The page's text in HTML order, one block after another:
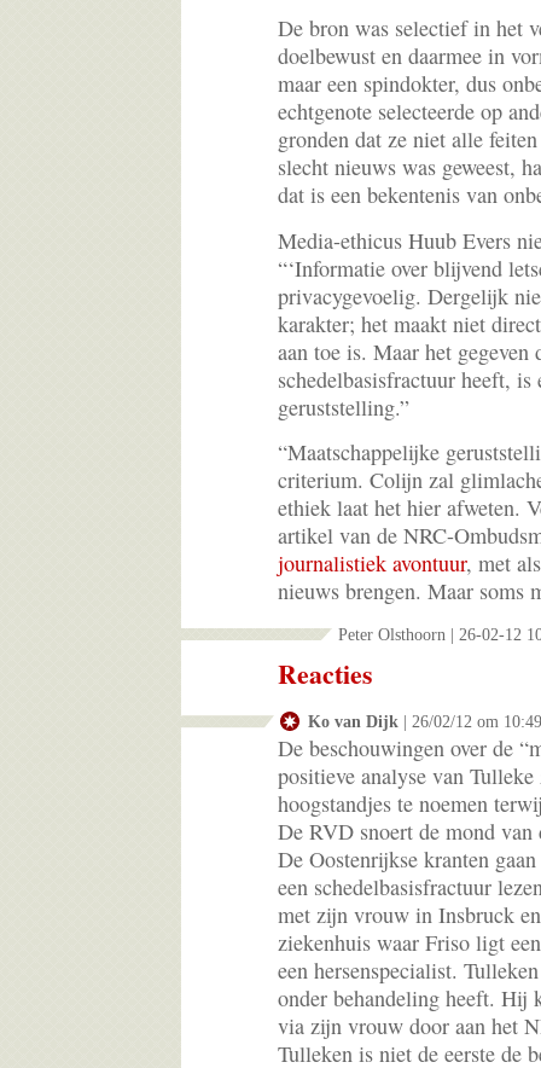
De bron was selectief in het
doelbewust en daarmee in
maar een spindokter, dus
echtgenote selecteerde op
gronden dat ze niet alle
slecht nieuws was geweest,
dat is een bekentenis van
Media-ethicus Huub Evers
“‘Informatie over blijvend
privacygevoelig. Dergelijk
karakter; het maakt niet
aan toe is. Maar het gegeven
schedelbasisfractuur heeft,
geruststelling.”
“Maatschappelijke
criterium. Colijn zal
ethiek laat het hier afweten.
artikel van de NRC-
journalistiek avontuur, met
nieuws brengen. Maar soms
Peter Olsthoorn | 26-02-12
Reacties
Ko van Dijk | 26/02/12 om 10:49
De beschouwingen over de
positieve analyse van
hoogstandjes te noemen
De RVD snoert de mond
De Oostenrijkse kranten
een schedelbasisfractuur
met zijn vrouw in Insbruck
ziekenhuis waar Friso ligt
een hersenspecialist.
onder behandeling heeft. Hij
via zijn vrouw door aan het
Tulleken is niet de eerste de